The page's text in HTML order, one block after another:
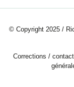
© Copyright 2025 /
Corrections / contact